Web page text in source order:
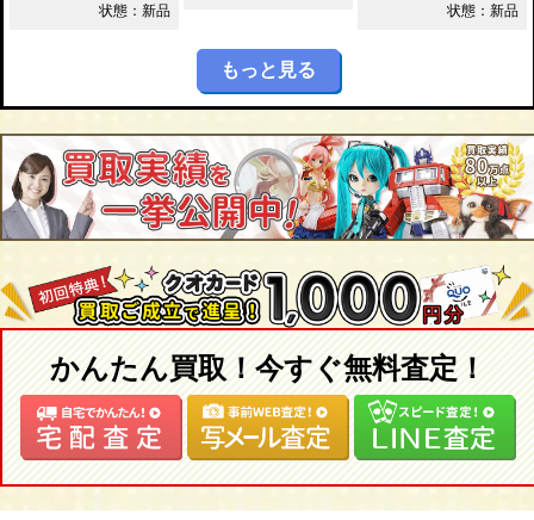
状態：新品 状態：新品
もっと見る
かんたん買取！今すぐ無料査定！